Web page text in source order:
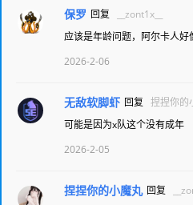
保罗 回复
__zont1x__
应该是年龄问题，阿尔卡人好
2026-2-06
无敌软脚虾 回复 捏捏你的
可能是因为x队这个没有成年
2026-2-05
捏捏你的小魔丸 回复